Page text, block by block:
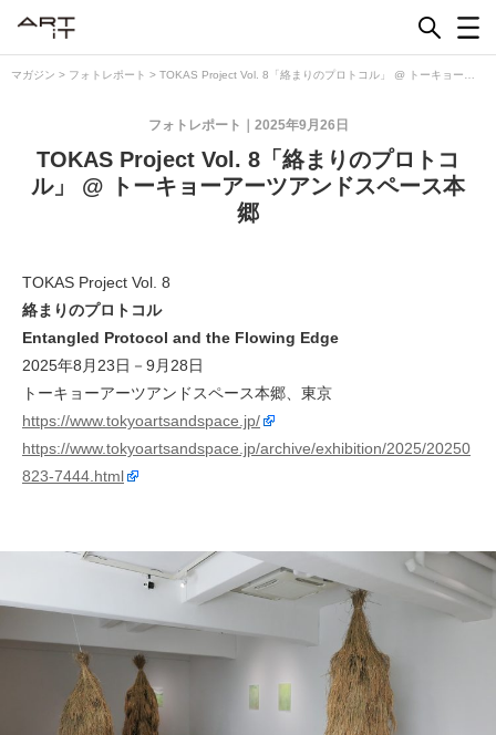
マガジン > フォトレポート > TOKAS Project Vol. 8「絡まりのプロトコル」 @ トーキョーア
2025年9月26日
フォトレポート
TOKAS Project Vol. 8「絡まりのプロトコ
ル」 @ トーキョーアーツアンドスペース本
郷
TOKAS Project Vol. 8
絡まりのプロトコル
Entangled Protocol and the Flowing Edge
2025年8月23日－9月28日
トーキョーアーツアンドスペース本郷、東京
https://www.tokyoartsandspace.jp/
https://www.tokyoartsandspace.jp/archive/exhibition/2025/20250
823-7444.html